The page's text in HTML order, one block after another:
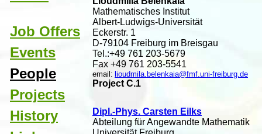
Job Offers
Events
People
Projects
History
Mathematisches Institut
Albert-Ludwigs-Universität
Eckerstr. 1
D-79104 Freiburg im Breisgau
Tel.:+49 761 203-5679
Fax +49 761 203-5541
email: lioudmila.belenkaia@fmf.uni-freiburg.de
Project C.1
Dipl.-Phys. Carsten Eilks
Abteilung für Angewandte Mathematik